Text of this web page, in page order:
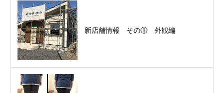
新店舗情報 その① 外観編